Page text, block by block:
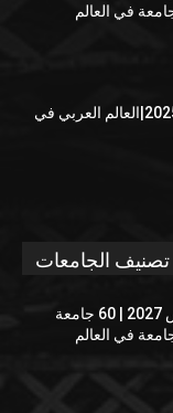
مؤشر مُدرَكات الفساد 2025|العالم العربي في
تصنيف الجامعات
تصنيف الجامعات كيو إس 2027 | 60 جامعة